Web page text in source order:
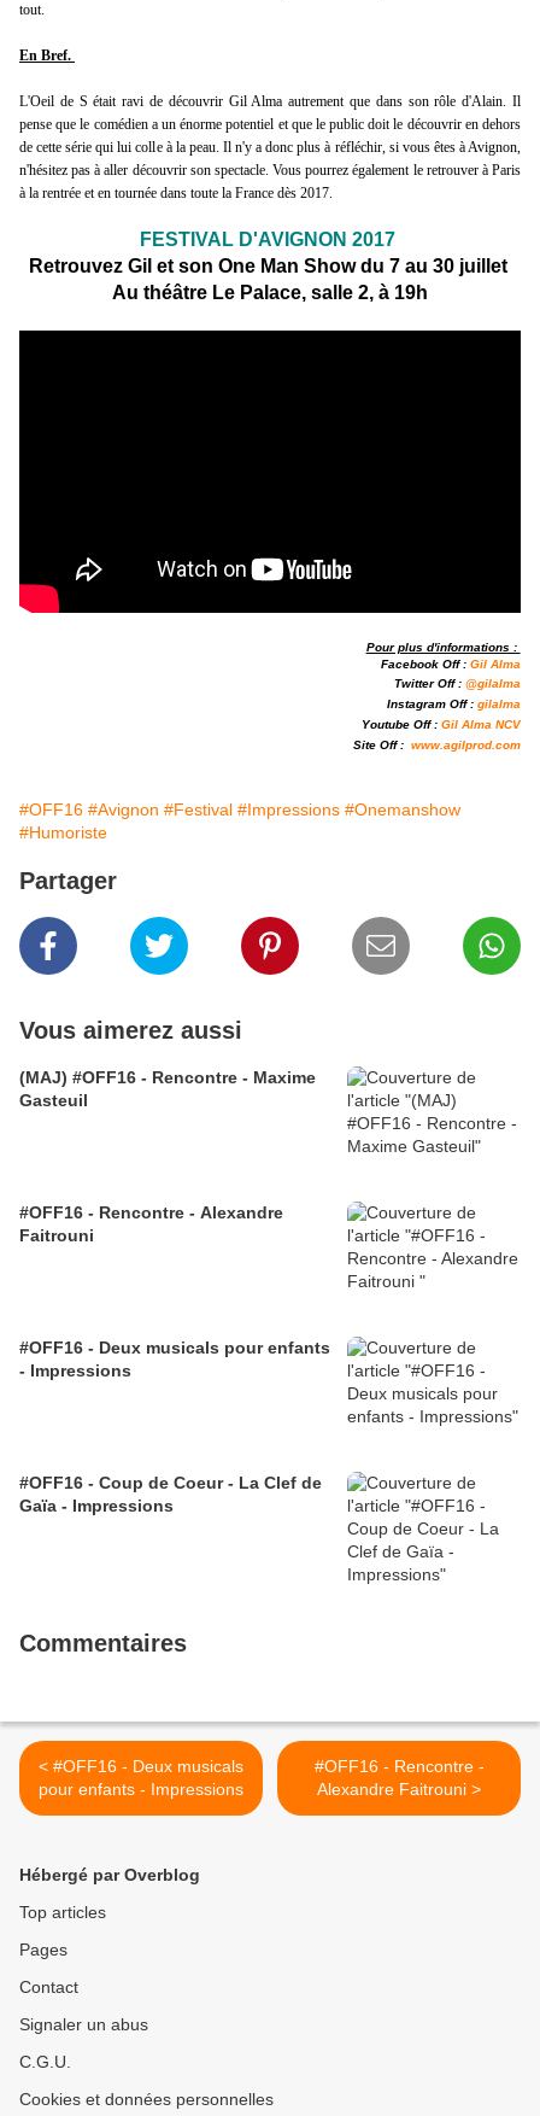
tout.
En Bref.
L'Oeil de S était ravi de découvrir Gil Alma autrement que dans son rôle d'Alain. Il
pense que le comédien a un énorme potentiel et que le public doit le découvrir en dehors
de cette série qui lui colle à la peau. Il n'y a donc plus à réfléchir, si vous êtes à Avignon,
n'hésitez pas à aller découvrir son spectacle. Vous pourrez également le retrouver à Paris
à la rentrée et en tournée dans toute la France dès 2017.
FESTIVAL D'AVIGNON 2017
Retrouvez Gil et son One Man Show du 7 au 30 juillet
Au théâtre Le Palace, salle 2, à 19h
Pour plus d'informations :
Facebook Off : Gil Alma
Twitter Off : @gilalma
Instagram Off : gilalma
Youtube Off : Gil Alma NCV
Site Off : www.agilprod.com
#OFF16 #Avignon #Festival #Impressions #Onemanshow
#Humoriste
Partager
Vous aimerez aussi
(MAJ) #OFF16 - Rencontre - Maxime
Gasteuil
#OFF16 - Rencontre - Alexandre
Faitrouni
#OFF16 - Deux musicals pour enfants
- Impressions
#OFF16 - Coup de Coeur - La Clef de
Gaïa - Impressions
Commentaires
< #OFF16 - Deux musicals
pour enfants - Impressions
#OFF16 - Rencontre -
Alexandre Faitrouni >
Hébergé par Overblog
Top articles
Pages
Contact
Signaler un abus
C.G.U.
Cookies et données personnelles